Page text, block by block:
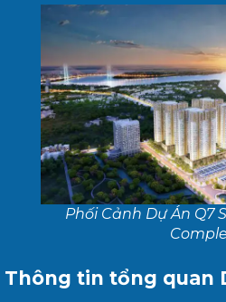
Phối Cảnh Dự Án Q7
Thông tin tổng quan